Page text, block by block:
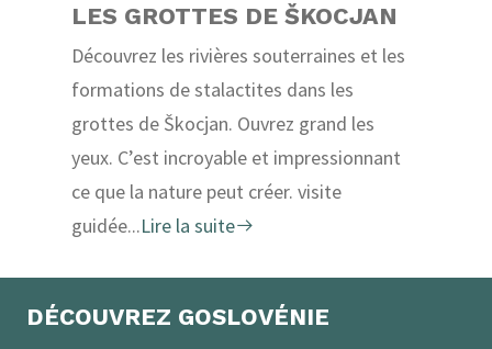
LES GROTTES DE ŠKOCJAN
Découvrez les rivières souterraines et les
formations de stalactites dans les
grottes de Škocjan. Ouvrez grand les
yeux. C’est incroyable et impressionnant
ce que la nature peut créer. visite
guidée...Lire la suite
DÉCOUVREZ GOSLOVÉNIE